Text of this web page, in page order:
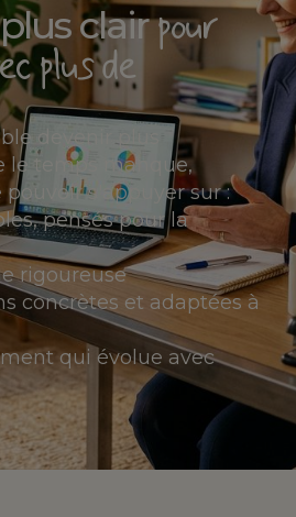
clairpour
plus de
devenir plus
le temps manque,
pouvoir s'appuyer sur :
pensés pour la
rigoureuse
concrètes et adaptées à
qui évolue avec